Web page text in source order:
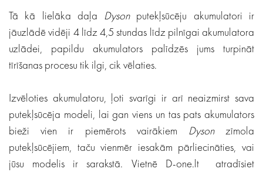
Tā kā lielāka daļa Dysonputekļsūcēju akumulatori ir
jāuzlādē vidēji 4 līdz 4,5 stundas līdz pilnīgai akumulatora
uzlādei, papildu akumulators palīdzēs jums turpināt
tīrīšanas procesu tik ilgi, cik vēlaties.
Izvēloties akumulatoru, ļoti svarīgi ir arī neaizmirst sava
putekļsūcēja modeli, lai gan viens un tas pats akumulators
bieži vien ir piemērots vairākiem Dysonzīmola
putekļsūcējiem, taču vienmēr iesakām pārliecināties, vai
jūsu modelis ir sarakstā. Vietnē D-one.lt atradīsiet